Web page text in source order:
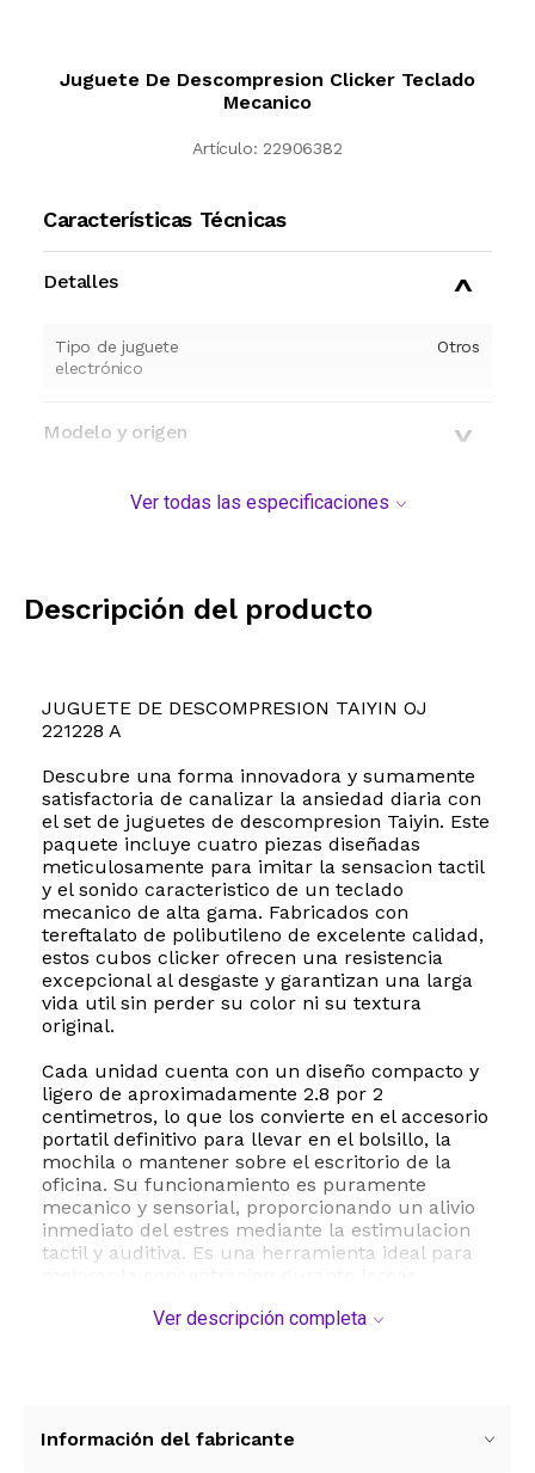
Juguete De Descompresion Clicker Teclado
Mecanico
Artículo: 22906382
Características Técnicas
Detalles
Tipo de juguete
electrónico
Otros
Modelo y origen
Ver todas las especificaciones
Descripción del producto
JUGUETE DE DESCOMPRESION TAIYIN OJ
221228 A
Descubre una forma innovadora y sumamente
satisfactoria de canalizar la ansiedad diaria con
el set de juguetes de descompresion Taiyin. Este
paquete incluye cuatro piezas diseñadas
meticulosamente para imitar la sensacion tactil
y el sonido caracteristico de un teclado
mecanico de alta gama. Fabricados con
tereftalato de polibutileno de excelente calidad,
estos cubos clicker ofrecen una resistencia
excepcional al desgaste y garantizan una larga
vida util sin perder su color ni su textura
original.
Cada unidad cuenta con un diseño compacto y
ligero de aproximadamente 2.8 por 2
centimetros, lo que los convierte en el accesorio
portatil definitivo para llevar en el bolsillo, la
mochila o mantener sobre el escritorio de la
oficina. Su funcionamiento es puramente
mecanico y sensorial, proporcionando un alivio
inmediato del estres mediante la estimulacion
tactil y auditiva. Es una herramienta ideal para
mantener las manos ocupadas de forma
de la tecnologia o cualquier persona que
Ver descripción completa
Información del fabricante